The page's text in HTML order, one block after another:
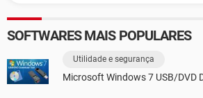
SOFTWARES MAIS POPULARES
Utilidade e segurança
Microsoft Windows 7 USB/DVD